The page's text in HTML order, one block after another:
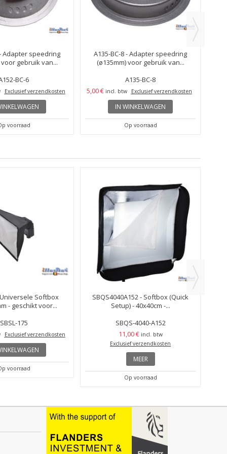
Adapter speedring
voor gebruik van...
BC-6
Exclusief verzendkosten
voorraad
A135-BC-8 - Adapter speedring
(ø135mm) voor gebruik van...
A135-BC-8
5,00 € incl. btw Exclusief verzendkosten
IN WINKELWAGEN
Op voorraad
Universele Softbox
- geschikt voor...
SBSL-175
Exclusief verzendkosten
voorraad
SBQS4040A152 - Softbox (Quick
Setup) - 40x40cm -...
SBQS-4040-A152
11,00 € incl. btw
Exclusief verzendkosten
MEER
Op voorraad